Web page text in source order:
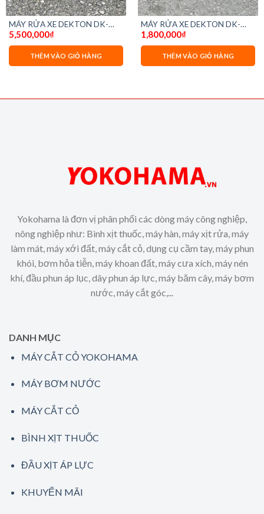
MÁY RỬA XE DEKTON DK-
HPW2350A
5,500,000₫
THÊM VÀO GIỎ HÀNG
MÁY RỬA XE DEKTON DK-
CWR2350 C
1,800,000₫
THÊM VÀO GIỎ HÀNG
Yokohama là đơn vị phân phối các dòng máy công nghiệp,
nông nghiệp như: Bình xịt thuốc, máy hàn, máy xịt rửa, máy
làm mát, máy xới đất, máy cắt cỏ, dụng cụ cầm tay, máy phun
khói, bơm hỏa tiễn, máy khoan đất, máy cưa xích, máy nén
khí, đầu phun áp lục, dây phun áp lực, máy băm cây, máy bơm
nước, máy cắt góc,...
DANH MỤC
MÁY CẮT CỎ YOKOHAMA
MÁY BƠM NƯỚC
MÁY CẮT CỎ
BÌNH XỊT THUỐC
ĐẦU XỊT ÁP LỰC
KHUYẾN MÃI